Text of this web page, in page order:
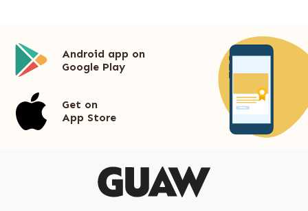
Android app on
Google Play
Get on
App Store